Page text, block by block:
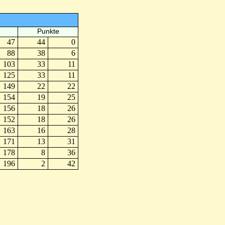
Punkte
47 44
0
88
38
6
103
33
11
125
33
11
149
22
22
154
19
25
156
18
26
152
18
26
163
16
28
171
13
31
178
8
36
196
2 42